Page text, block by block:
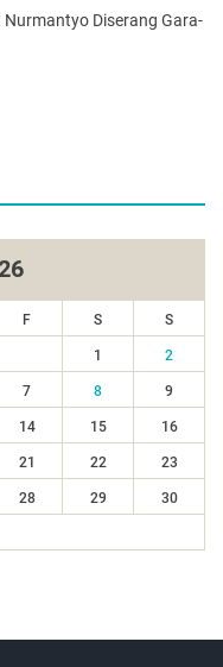
Diserang Gara-
F S S
1 2
7 8 9
14 15 16
21 22 23
28 29 30